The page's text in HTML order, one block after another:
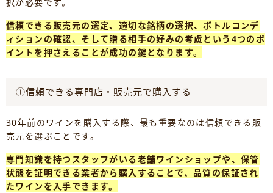
信頼できる販売元の選定、適切な銘柄の選択、ボトルコンデ
ィションの確認、そして贈る相手の好みの考慮という4つのポ
イントを押さえることが成功の鍵となります。
①信頼できる専門店・販売元で購入する
30年前のワインを購入する際、最も重要なのは信頼できる販
売元を選ぶことです。
専門知識を持つスタッフがいる老舗ワインショップや、保管
状態を証明できる業者から購入することで、品質の保証され
たワインを入手できます。